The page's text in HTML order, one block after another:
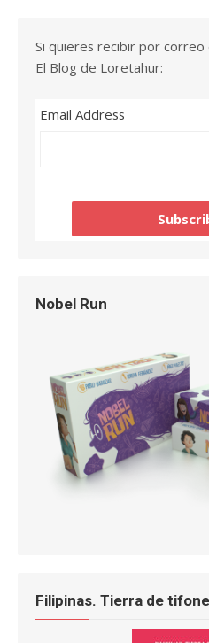
Si quieres recibir por
El Blog de Loretahur:
Email Address
Nobel Run
Filipinas. Tierra de